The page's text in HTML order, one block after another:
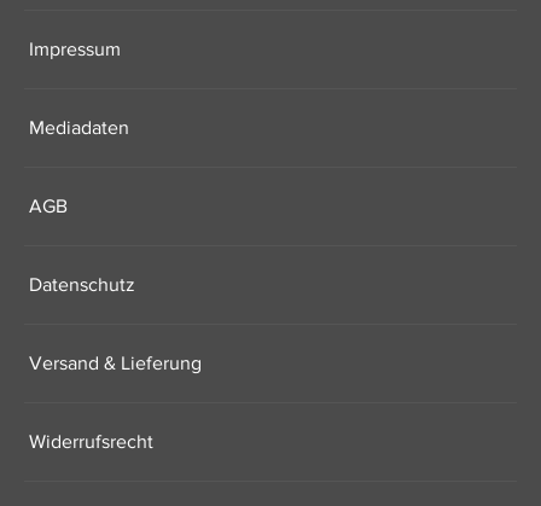
Impressum
Mediadaten
AGB
Datenschutz
Versand & Lieferung
Widerrufsrecht